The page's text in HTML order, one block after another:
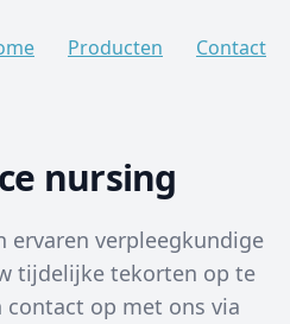
Producten Contact
nursing
ervaren verpleegkundige
tijdelijke tekorten op te
contact op met ons via